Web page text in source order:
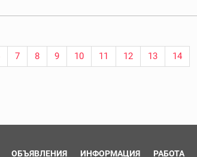
7 8 9 10 11 12 13
14
ОБЪЯВЛЕНИЯ ИНФОРМАЦИЯ РАБОТА